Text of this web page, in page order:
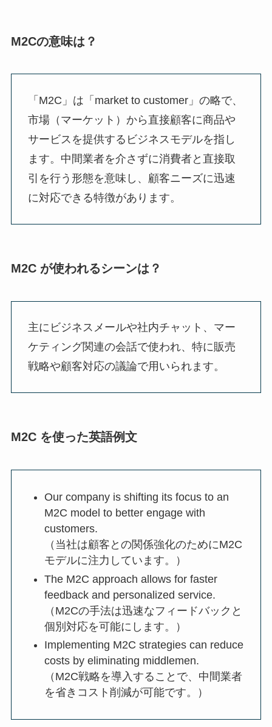
M2Cの意味は？
「M2C」は「market to customer」の略で、
市場（マーケット）から直接顧客に商品や
サービスを提供するビジネスモデルを指し
ます。中間業者を介さずに消費者と直接取
引を行う形態を意味し、顧客ニーズに迅速
に対応できる特徴があります。
M2C が使われるシーンは？
主にビジネスメールや社内チャット、マー
ケティング関連の会話で使われ、特に販売
戦略や顧客対応の議論で用いられます。
M2C を使った英語例文
Our company is shifting its focus to an
M2C model to better engage with
customers.
（当社は顧客との関係強化のためにM2C
モデルに注力しています。）
The M2C approach allows for faster
feedback and personalized service.
（M2Cの手法は迅速なフィードバックと
個別対応を可能にします。）
Implementing M2C strategies can reduce
costs by eliminating middlemen.
（M2C戦略を導入することで、中間業者
を省きコスト削減が可能です。）